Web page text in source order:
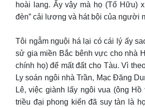
hoài lang. Ấy vậy mà họ (Tố Hữu)
đèn” cải lương và hát bội của người
Tôi ngẫm nguội há lại có cái lý ấy
sử gia miền Bắc bênh vực cho nhà
chính họ) để mất đất cho Tàu. Vì
Ly soán ngôi nhà Trần, Mạc Đăng
Lê, việc giành lấy ngôi vua (ông
triều đại phong kiến đã suy tàn là